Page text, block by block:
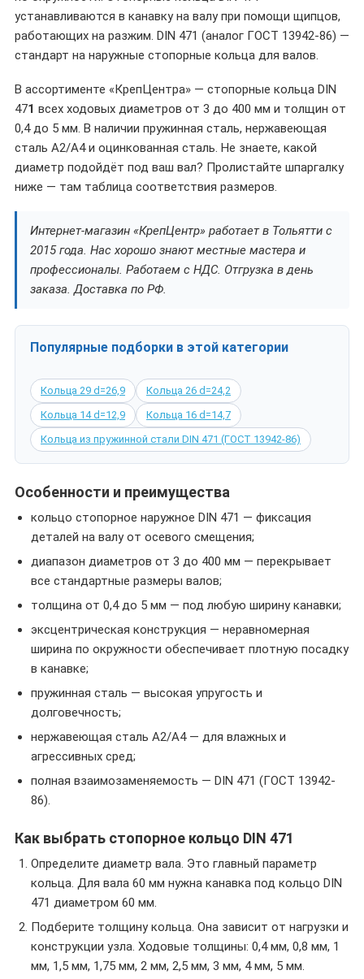
устанавливаются в канавку на валу при помощи щипцов,
работающих на разжим. DIN 471 (аналог ГОСТ 13942-86) —
стандарт на наружные стопорные кольца для валов.
В ассортименте «КрепЦентра» — стопорные кольца DIN
471 всех ходовых диаметров от 3 до 400 мм и толщин от
0,4 до 5 мм. В наличии пружинная сталь, нержавеющая
сталь A2/A4 и оцинкованная сталь. Не знаете, какой
диаметр подойдёт под ваш вал? Пролистайте шпаргалку
ниже — там таблица соответствия размеров.
Интернет-магазин «КрепЦентр» работает в Тольятти с
2015 года. Нас хорошо знают местные мастера и
профессионалы. Работаем с НДС. Отгрузка в день
заказа. Доставка по РФ.
Популярные подборки в этой категории
Кольца 29 d=26,9
Кольца 26 d=24,2
Кольца 14 d=12,9
Кольца 16 d=14,7
Кольца из пружинной стали DIN 471 (ГОСТ 13942-86)
Особенности и преимущества
кольцо стопорное наружное DIN 471 — фиксация
деталей на валу от осевого смещения;
диапазон диаметров от 3 до 400 мм — перекрывает
все стандартные размеры валов;
толщина от 0,4 до 5 мм — под любую ширину канавки;
эксцентрическая конструкция — неравномерная
ширина по окружности обеспечивает плотную посадку
в канавке;
пружинная сталь — высокая упругость и
долговечность;
нержавеющая сталь A2/A4 — для влажных и
агрессивных сред;
полная взаимозаменяемость — DIN 471 (ГОСТ 13942-
86).
Как выбрать стопорное кольцо DIN 471
Определите диаметр вала. Это главный параметр
кольца. Для вала 60 мм нужна канавка под кольцо DIN
471 диаметром 60 мм.
Подберите толщину кольца. Она зависит от нагрузки и
конструкции узла. Ходовые толщины: 0,4 мм, 0,8 мм, 1
мм, 1,5 мм, 1,75 мм, 2 мм, 2,5 мм, 3 мм, 4 мм, 5 мм.